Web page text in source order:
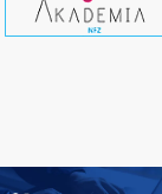
czytaj